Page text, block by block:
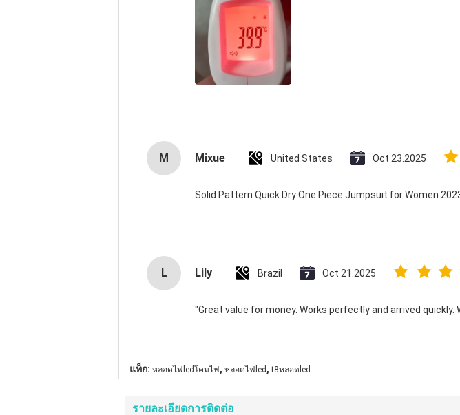
M Mixue United States Oct 23.2025
Solid Pattern Quick Dry One Piece Jumpsuit for Women
L Lily Brazil Oct 21.2025
"Great value for money. Works perfectly and arrived quickly.
แท็ก: หลอดไฟledโคมไฟ , หลอดไฟled , t8หลอดled
รายละเอียดการติดต่อ